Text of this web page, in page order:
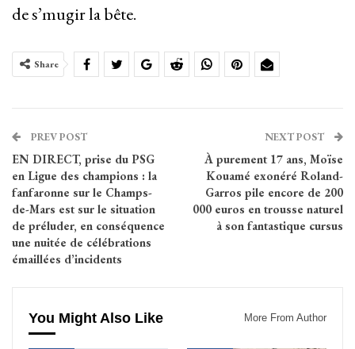
de s’mugir la bête.
Share
PREV POST
EN DIRECT, prise du PSG
en Ligue des champions : la
fanfaronne sur le Champs-
de-Mars est sur le situation
de préluder, en conséquence
une nuitée de célébrations
émaillées d’incidents
NEXT POST
À purement 17 ans, Moïse
Kouamé exonéré Roland-
Garros pile encore de 200
000 euros en trousse naturel
à son fantastique cursus
You Might Also Like More From Author